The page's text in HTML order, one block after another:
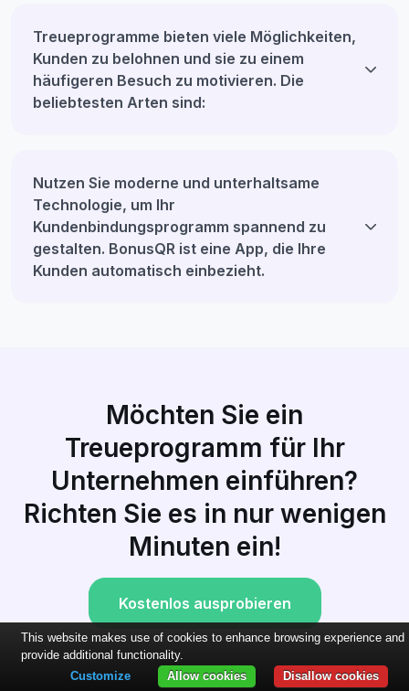
Treueprogramme bieten viele Möglichkeiten,
Kunden zu belohnen und sie zu einem
häufigeren Besuch zu motivieren. Die
beliebtesten Arten sind:
Nutzen Sie moderne und unterhaltsame
Technologie, um Ihr
Kundenbindungsprogramm spannend zu
gestalten. BonusQR ist eine App, die Ihre
Kunden automatisch einbezieht.
Möchten Sie ein
Treueprogramm für Ihr
Unternehmen einführen?
Richten Sie es in nur wenigen
Minuten ein!
Kostenlos ausprobieren
This website makes use of cookies to enhance browsing experience and
provide additional functionality.
Disallow cookies
Allow cookies
Customize